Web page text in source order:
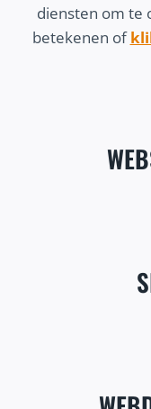
diensten om te
betekenen of